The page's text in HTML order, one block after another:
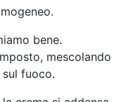
bene.
mescolando
fuoco.